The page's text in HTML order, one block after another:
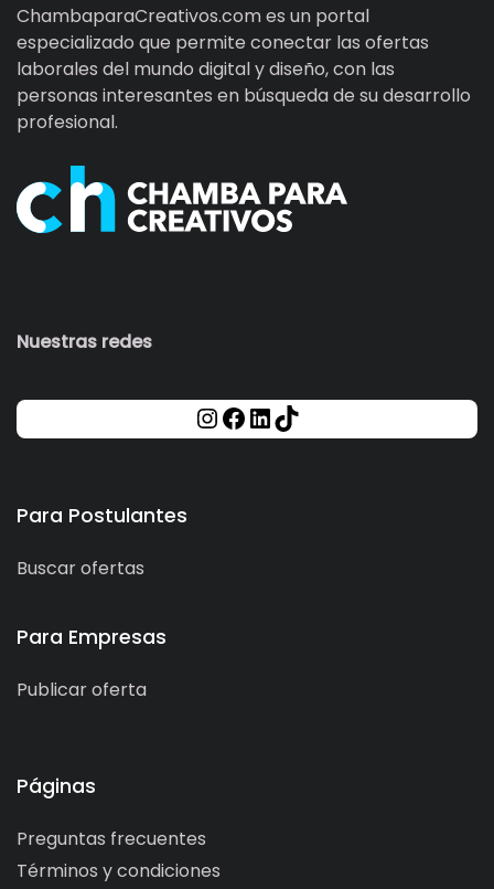
ChambaparaCreativos.com es un portal
especializado que permite conectar las ofertas
laborales del mundo digital y diseño, con las
personas interesantes en búsqueda de su desarrollo
profesional.
Nuestras redes
Para Postulantes
Buscar ofertas
Para Empresas
Publicar oferta
Páginas
Preguntas frecuentes
Términos y condiciones